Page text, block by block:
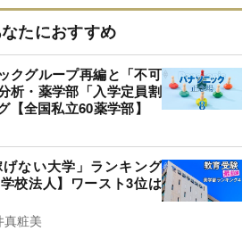
たにおすすめ
クグループ再編と「不可
析・薬学部「入学定員割
全国私立60薬学部】
ない大学」ランキング
校法人】ワースト3位は
粧美